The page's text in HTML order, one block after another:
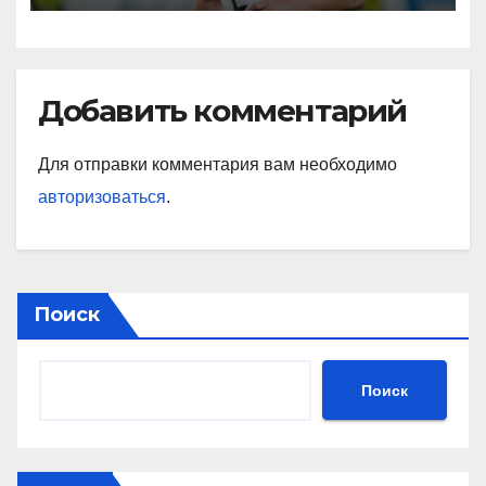
подписчиков МАТЧ
Добавить комментарий
Для отправки комментария вам необходимо
авторизоваться.
Поиск
Поиск